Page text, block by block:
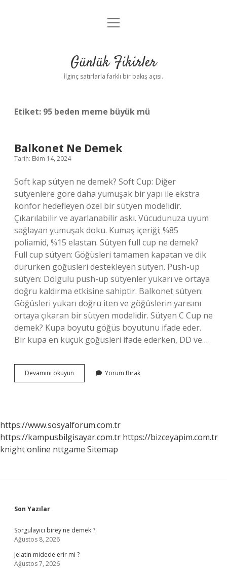
Anasayfa
Yasal Uyarı
menüyü
Günlük Fikirler
İlginç satırlarla farklı bir bakış açısı.
Etiket: 95 beden meme büyük mü
Balkonet Ne Demek
Tarih: Ekim 14, 2024
Soft kap sütyen ne demek? Soft Cup: Diğer
sütyenlere göre daha yumuşak bir yapı ile ekstra
konfor hedefleyen özel bir sütyen modelidir.
Çıkarılabilir ve ayarlanabilir askı. Vücudunuza uyum
sağlayan yumuşak doku. Kumaş içeriği; %85
poliamid, %15 elastan. Sütyen full cup ne demek?
Full cup sütyen: Göğüsleri tamamen kapatan ve dik
dururken göğüsleri destekleyen sütyen. Push-up
sütyen: Dolgulu push-up sütyenler yukarı ve ortaya
doğru kaldırma etkisine sahiptir. Balkonet sütyen:
Göğüsleri yukarı doğru iten ve göğüslerin yarısını
ortaya çıkaran bir sütyen modelidir. Sütyen C Cup ne
demek? Kupa boyutu göğüs boyutunu ifade eder.
Bir kupa en küçük göğüsleri ifade ederken, DD ve…
Devamını okuyun Balkonet
Ne
Yorum Bırak
https://www.sosyalforum.com.tr
https://kampusbilgisayar.com.tr https://bizceyapim.com.tr
knight online nttgame Sitemap
Sidebar
Son Yazılar
Sorgulayıcı birey ne demek ?
Ağustos 8, 2026
Jelatin midede erir mi ?
Ağustos 7, 2026